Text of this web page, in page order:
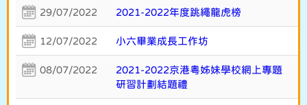
29/07/2022 2021-2022年度跳繩龍虎榜
12/07/2022 小六畢業成長工作坊
08/07/2022
2021-2022京港粵姊妹學校網上專題
研習計劃結題禮